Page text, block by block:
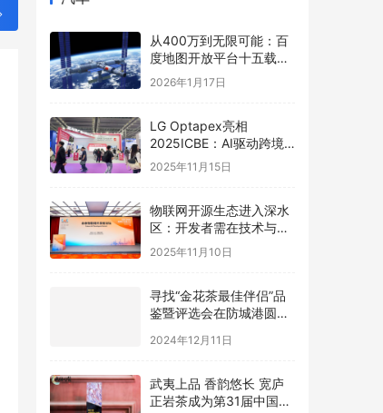
从400万到无限可能：百
度地图开放平台十五载，
以全栈AI能力矩阵赋能产
业智能跃迁
2026年1月17日
LG Optapex亮相
2025ICBE：AI驱动跨境
新增长，携手卖家共赢全
2025年11月15日
物联网开源生态进入深水
区：开发者需在技术与商
业的夹缝中寻找破局之道
2025年11月10日
寻找“金花茶最佳伴侣”品
鉴暨评选会在防城港圆满
2024年12月11日
武夷上品 香韵悠长 宽庐
正岩茶成为第31届中国国